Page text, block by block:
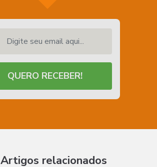
QUERO RECEBER!
Artigos relacionados